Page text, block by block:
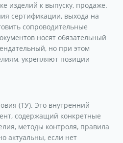
изделий к выпуску, продаже.
сертификации, выхода на
сопроводительные
носят обязательный
но при этом
укрепляют позиции
(ТУ). Это внутренний
содержащий конкретные
методы контроля, правила
актуальны, если нет